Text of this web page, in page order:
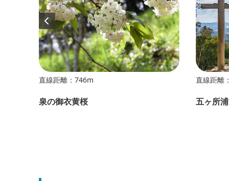
直線距離：746m
泉の御衣黄桜
直線距離
五ヶ所